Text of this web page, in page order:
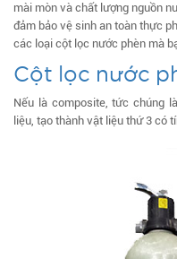
mài mòn và chất lượng nguồn
đảm bảo vệ sinh an toàn thực
các loại cột lọc nước phèn mà
Cột lọc nước
Nếu là composite, tức chúng
liệu, tạo thành vật liệu thứ 3 có